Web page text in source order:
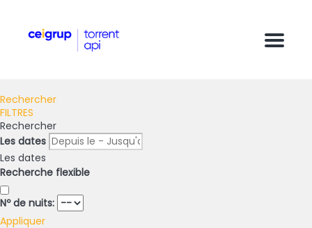
Menu
Rechercher
FILTRES
Rechercher
Les dates
Les dates
Recherche flexible
Nº de nuits:
Appliquer